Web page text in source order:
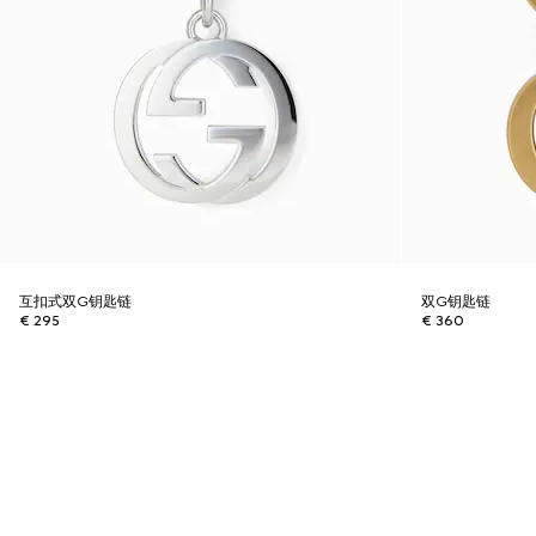
互扣式双G钥匙链
€ 295
双G钥匙链
€ 360